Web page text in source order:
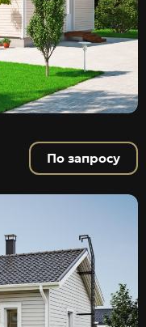
По запросу